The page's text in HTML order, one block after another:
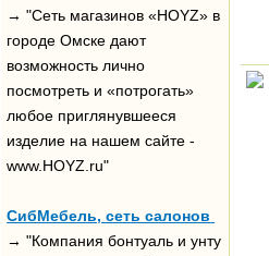
→ "Сеть магазинов «HOYZ» в
городе Омске дают
возможность лично
посмотреть и «потрогать»
любое приглянувшееся
изделие на нашем сайте -
www.HOYZ.ru"
СибМебель, сеть салонов
→ "Компания бонтуаль и унту